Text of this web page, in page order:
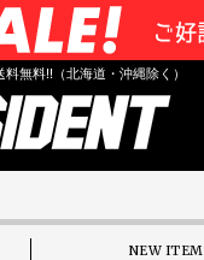
無料!!（北海道・沖縄除く）
NEW ITEM